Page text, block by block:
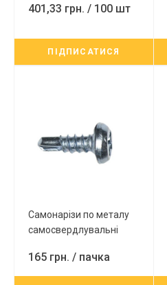
оцинкований, 500 шт/
401,33 грн. / 100 шт
ПІДПИСАТИСЯ
Самонарізи по металу
самосвердлувальні
металопрофілів.
Упаковка - 1000шт
165 грн. / пачка